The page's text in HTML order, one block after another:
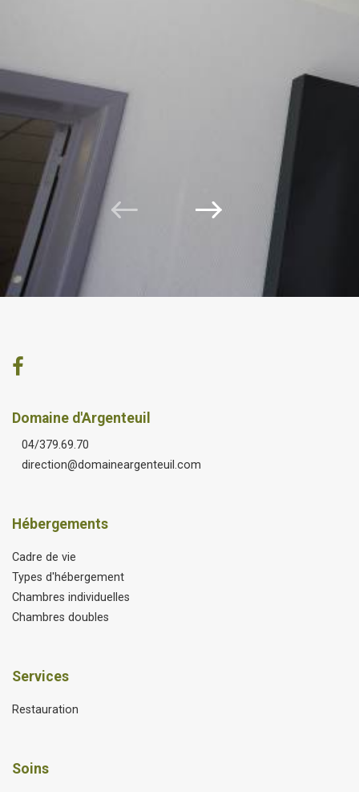
Domaine d'Argenteuil
04/379.69.70
direction@domaineargenteuil.com
Hébergements
Cadre de vie
Types d'hébergement
Chambres individuelles
Chambres doubles
Services
Restauration
Soins